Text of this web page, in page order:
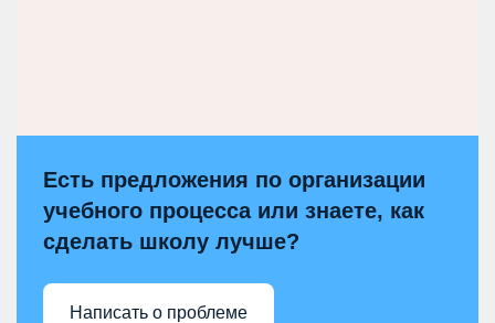
Есть предложения по организации
учебного процесса или знаете, как
сделать школу лучше?
Написать о проблеме